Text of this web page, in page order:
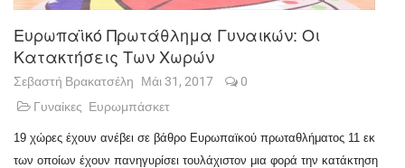
Ευρωπαϊκό Πρωτάθλημα Γυναικών: Οι
Κατακτήσεις Των Χωρών
Σεβαστή Βρακατσέλη Μάι 31, 2017
0
Γυναίκες Ευρωμπάσκετ
19 χώρες έχουν ανέβει σε βάθρο Ευρωπαϊκού πρωταθλήματος 11 εκ
των οποίων έχουν πανηγυρίσει τουλάχιστον μια φορά την κατάκτηση